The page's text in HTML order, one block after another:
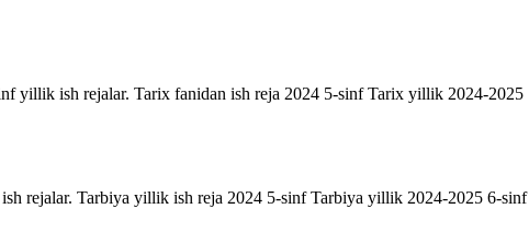
yillik ish rejalar. Tarix fanidan ish reja 2024 5-sinf Tarix yillik 2024-
rejalar. Tarbiya yillik ish reja 2024 5-sinf Tarbiya yillik 2024-2025 6-